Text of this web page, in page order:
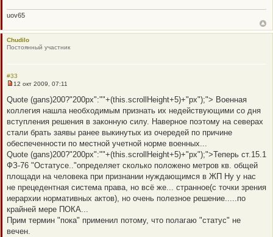
о
о
щ
uov65
Chudilo
Постоянный участник
#33
п
р
ч
и
т
а
н
н
о
е
о
о
щ
е
и
12 окт 2009, 07:11
Quote (gans)200?"200px":""+(this.scrollHeight+5)+"px");"> Военная
коллегия нашла необходимым признать их недействующими со дня
вступления решения в законную силу. Наверное поэтому на северах
стали брать заявы ранее выкинутых из очередей по причине
обеспеченности по местной учетной норме военных...
Quote (gans)200?"200px":""+(this.scrollHeight+5)+"px");">Теперь ст.15.1
ФЗ-76 "Остатусе.."определяет сколько положено метров кв. общей
площади на человека при признании нуждающимся в ЖП Ну у нас
не прецедентная система права, но всё же... странное(с точки зрения
иерархии нормативных актов), но очень полезное решение.....по
крайней мере ПОКА...
Прим термин "пока" применил потому, что полагаю "статус" не
вечен.